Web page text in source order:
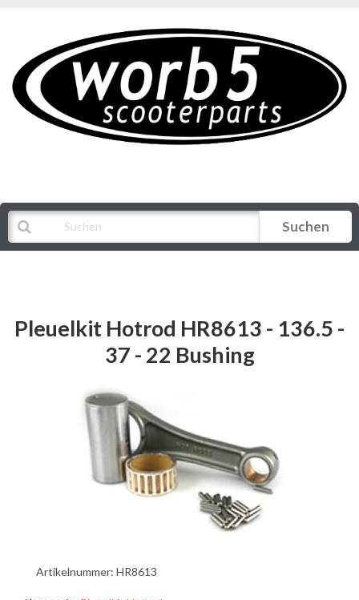
Suchen
Pleuelkit Hotrod HR8613 - 136.5 -
37 - 22 Bushing
Artikelnummer: HR8613